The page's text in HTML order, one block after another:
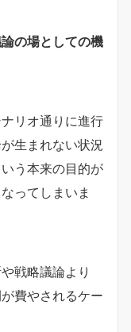
の場としての機
リオ通りに進行
生まれない状況
う本来の目的が
ってしまいま
戦略議論より
費やされるケー